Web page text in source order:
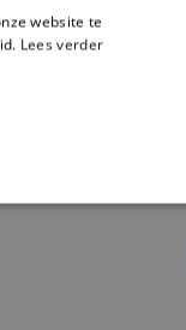
website te
Lees verder